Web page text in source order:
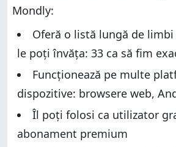
Mondly:
Oferă o listă lungă de
le poți învăța: 33 ca să fim
Funcționează pe multe
dispozitive: browsere web,
Îl poți folosi ca utilizator
abonament premium